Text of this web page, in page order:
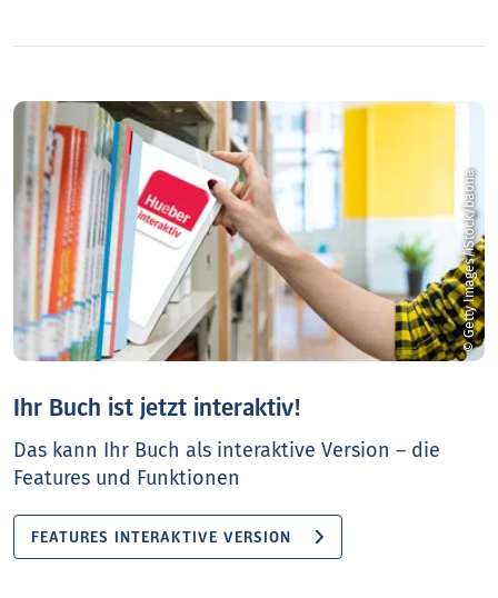
© Getty Images/iStock/baona
Ihr Buch ist jetzt interaktiv!
Das kann Ihr Buch als interaktive Version – die
Features und Funktionen
FEATURES INTERAKTIVE VERSION